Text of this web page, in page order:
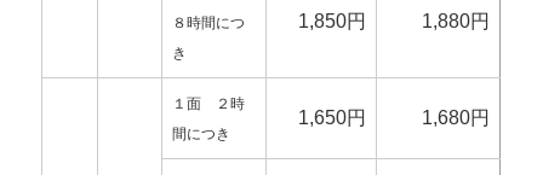
８時間につ
き
1,850円 1,880円
１面
２時
間につき
1,650円 1,680円